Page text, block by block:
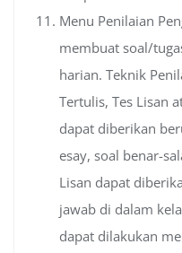
Menu Penilaian
membuat soal/
harian. Teknik
Tertulis, Tes Lisan
dapat diberikan
esay, soal benar-
Lisan dapat
jawab di dalam
dapat dilakukan